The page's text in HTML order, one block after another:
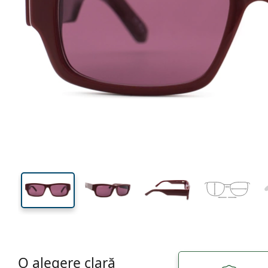
Lățimea ramei
36 mm
Înălțime lentilă Lățimea lentilei
Lățimea
O alegere clară